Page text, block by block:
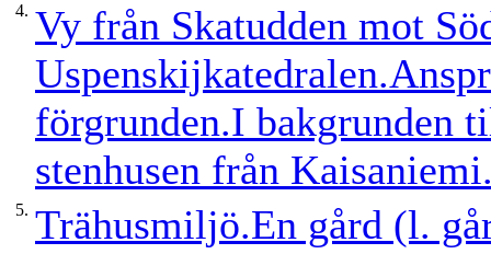
4. Vy från Skatudden mot
förgrunden.I bakgrunden
stenhusen från
5. Trähusmiljö.En gård (l.